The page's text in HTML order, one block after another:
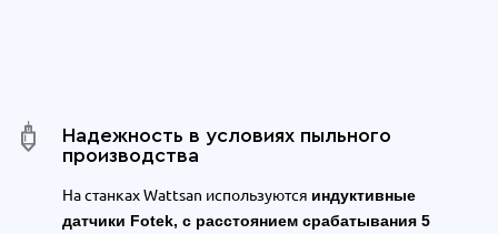
Надежность в условиях пыльного
производства
На станках Wattsan используются индуктивные
датчики Fotek, с расстоянием срабатывания 5